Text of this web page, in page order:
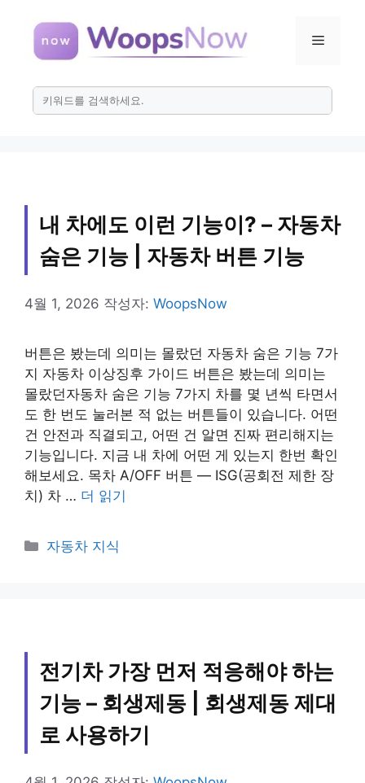
메
뉴
내 차에도 이런 기능이? – 자동차
숨은 기능 | 자동차 버튼 기능
4월 1, 2026 작성자: WoopsNow
버튼은 봤는데 의미는 몰랐던 자동차 숨은 기능 7가
지 자동차 이상징후 가이드 버튼은 봤는데 의미는
몰랐던자동차 숨은 기능 7가지 차를 몇 년씩 타면서
도 한 번도 눌러본 적 없는 버튼들이 있습니다. 어떤
건 안전과 직결되고, 어떤 건 알면 진짜 편리해지는
기능입니다. 지금 내 차에 어떤 게 있는지 한번 확인
해보세요. 목차 A/OFF 버튼 — ISG(공회전 제한 장
치) 차 … 더 읽기
카
자동차 지식
전기차 가장 먼저 적응해야 하는
기능 – 회생제동 | 회생제동 제대
로 사용하기